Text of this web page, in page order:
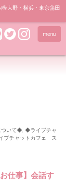
大野・横浜・東京蒲田
menu
ついて◆, ◆ライブチャ
ブチャットカフェ ス
仕事】会話す